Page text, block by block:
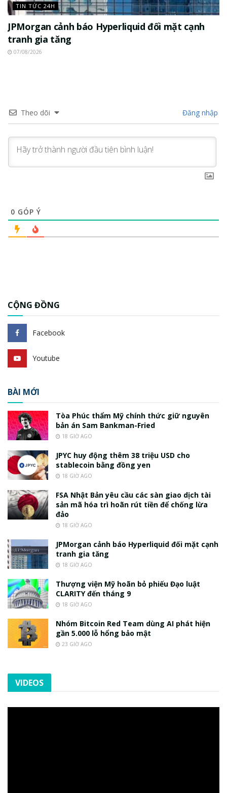
TIN TỨC 24H
JPMorgan cảnh báo Hyperliquid đối mặt cạnh
tranh gia tăng
07/08/2026
Theo dõi Đăng nhập
0 GÓP Ý
CỘNG ĐỒNG
Facebook
Youtube
BÀI MỚI
Tòa Phúc thẩm Mỹ chính thức giữ nguyên
bản án Sam Bankman-Fried
18 GIỜ AGO
JPYC huy động thêm 38 triệu USD cho
stablecoin bằng đồng yen
18 GIỜ AGO
FSA Nhật Bản yêu cầu các sàn giao dịch tài
sản mã hóa trì hoãn rút tiền để chống lừa
đảo
18 GIỜ AGO
JPMorgan cảnh báo Hyperliquid đối mặt cạnh
tranh gia tăng
18 GIỜ AGO
Thượng viện Mỹ hoãn bỏ phiếu Đạo luật
CLARITY đến tháng 9
18 GIỜ AGO
Nhóm Bitcoin Red Team dùng AI phát hiện
gần 5.000 lỗ hổng bảo mật
23 GIỜ AGO
VIDEOS